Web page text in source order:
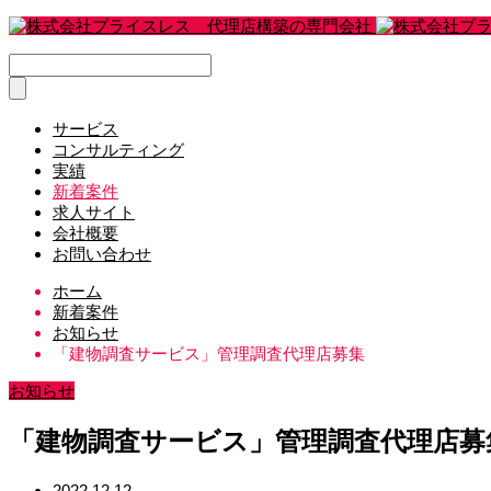
サービス
コンサルティング
実績
新着案件
求人サイト
会社概要
お問い合わせ
ホーム
新着案件
お知らせ
「建物調査サービス」管理調査代理店募集
お知らせ
「建物調査サービス」管理調査代理店